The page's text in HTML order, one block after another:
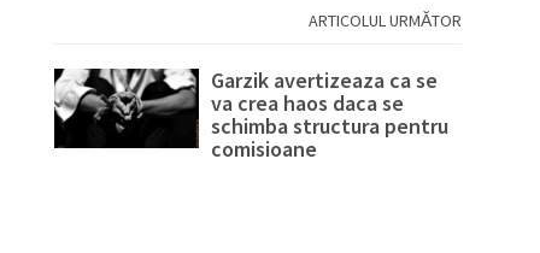
ARTICOLUL URMĂTOR
Garzik avertizeaza ca se
va crea haos daca se
schimba structura pentru
comisioane